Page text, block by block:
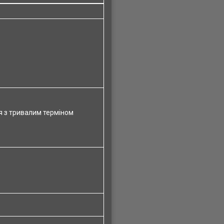
з тривалим терміном